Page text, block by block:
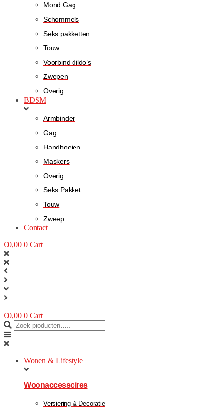
Mond Gag
Schommels
Seks pakketten
Touw
Voorbind dildo’s
Zwepen
Overig
BDSM
Armbinder
Gag
Handboeien
Maskers
Overig
Seks Pakket
Touw
Zweep
Contact
€0,00 0 Cart
€0,00 0 Cart
Wonen & Lifestyle
Woonaccessoires
Versiering & Decoratie